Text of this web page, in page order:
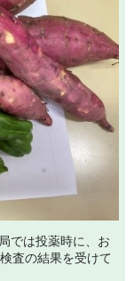
では投薬時に、お
査の結果を受けて